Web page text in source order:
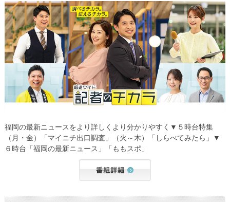
福岡の最新ニュースをより詳しくより分かりやすく▼５時台特集
（月・金）「マイニチ出口調査」（火～木）「しらべてみたら」▼
６時台「福岡の最新ニュース」「ももスポ」